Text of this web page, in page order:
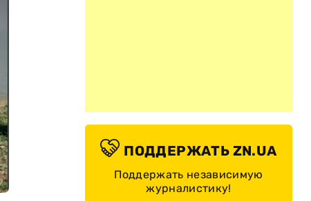
ПОДДЕРЖАТЬ ZN.UA
Поддержать независимую
журналистику!